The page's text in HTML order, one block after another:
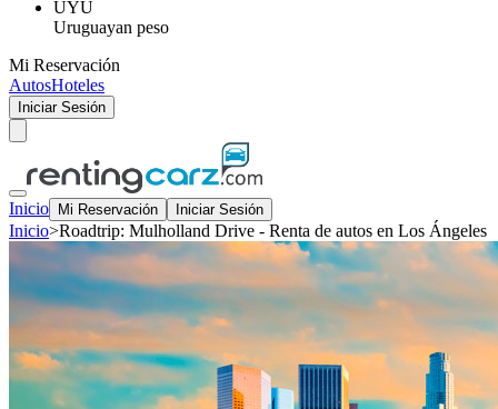
UYU
Uruguayan peso
Mi Reservación
AutosHoteles
Iniciar Sesión
Inicio Mi Reservación Iniciar Sesión
Inicio>Roadtrip: Mulholland Drive - Renta de autos en Los Ángeles